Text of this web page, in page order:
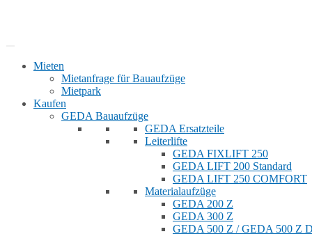
Mieten
Mietanfrage für Bauaufzüge
Mietpark
Kaufen
GEDA Bauaufzüge
GEDA Ersatzteile
Leiterlifte
GEDA FIXLIFT 250
GEDA LIFT 200 Standard
GEDA LIFT 250 COMFORT
Materialaufzüge
GEDA 200 Z
GEDA 300 Z
GEDA 500 Z / GEDA 500 Z